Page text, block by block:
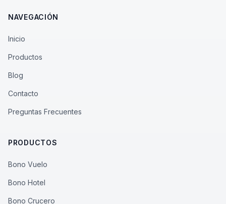
NAVEGACIÓN
Inicio
Productos
Blog
Contacto
Preguntas Frecuentes
PRODUCTOS
Bono Vuelo
Bono Hotel
Bono Crucero